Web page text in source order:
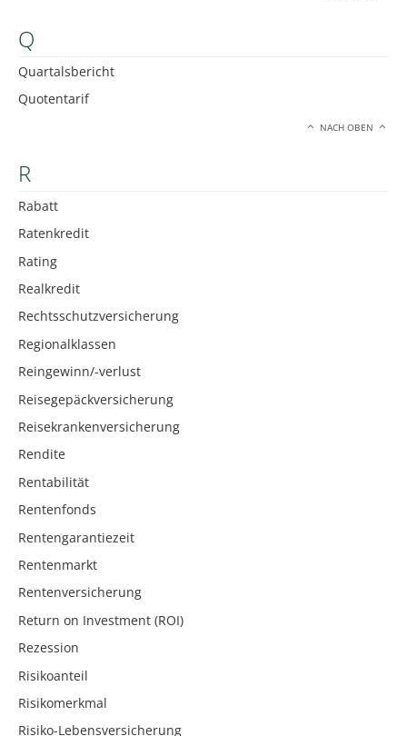
Q
Quartalsbericht
Quotentarif
NACH OBEN
R
Rabatt
Ratenkredit
Rating
Realkredit
Rechtsschutzversicherung
Regionalklassen
Reingewinn/-verlust
Reisegepäckversicherung
Reisekrankenversicherung
Rendite
Rentabilität
Rentenfonds
Rentengarantiezeit
Rentenmarkt
Rentenversicherung
Return on Investment (ROI)
Rezession
Risikoanteil
Risikomerkmal
Risiko-Lebensversicherung